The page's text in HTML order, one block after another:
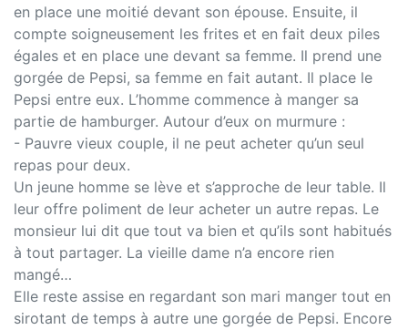
en place une moitié devant son épouse. Ensuite, il
compte soigneusement les frites et en fait deux piles
égales et en place une devant sa femme. Il prend une
gorgée de Pepsi, sa femme en fait autant. Il place le
Pepsi entre eux. L’homme commence à manger sa
partie de hamburger. Autour d’eux on murmure :
- Pauvre vieux couple, il ne peut acheter qu’un seul
repas pour deux.
Un jeune homme se lève et s’approche de leur table. Il
leur offre poliment de leur acheter un autre repas. Le
monsieur lui dit que tout va bien et qu’ils sont habitués
à tout partager. La vieille dame n’a encore rien
mangé…
Elle reste assise en regardant son mari manger tout en
sirotant de temps à autre une gorgée de Pepsi. Encore